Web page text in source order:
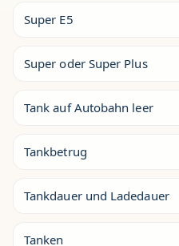
Super E5
Super oder Super Plus
Tank auf Autobahn leer
Tankbetrug
Tankdauer und Ladedauer
Tanken